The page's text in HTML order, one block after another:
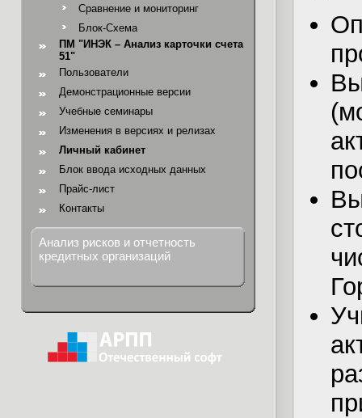
Сравнение и мониторинг
Блок-Схема
ПМ "ИНЭК – Анализ карточки счета
51"
Пользователи
Демонстрационные версии
Учебные семинары
Изменения в версиях и релизах
Личный кабинет
Блок ввода исходных данных
Прайс-лист
Контакты
Анализ рисков и отчетность
кредитных организаций